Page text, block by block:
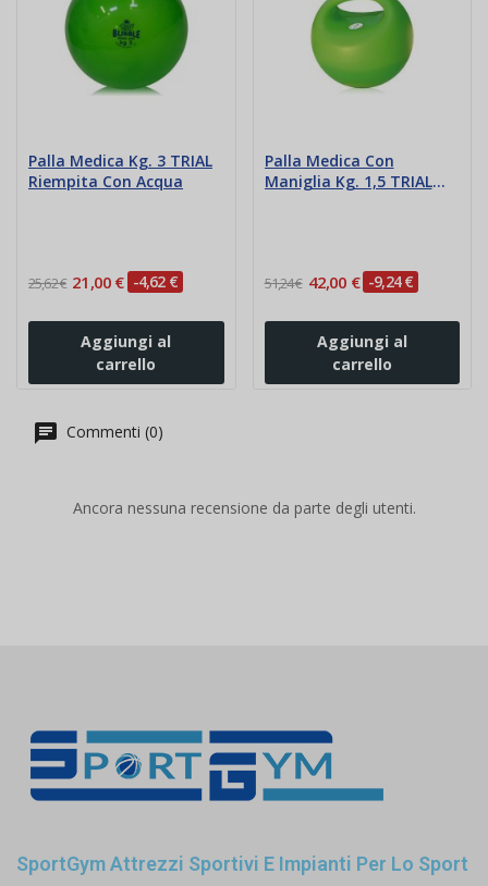
Palla Medica Kg. 3 TRIAL
Riempita Con Acqua
25,62 € 21,00 € -4,62 €
Aggiungi al
carrello
Palla Medica Con
Maniglia Kg. 1,5 TRIAL
51,24 € 42,00 € -9,24 €
Aggiungi al
carrello
Commenti (0)
Ancora nessuna recensione da parte degli utenti.
SportGym Attrezzi Sportivi E Impianti Per Lo Sport